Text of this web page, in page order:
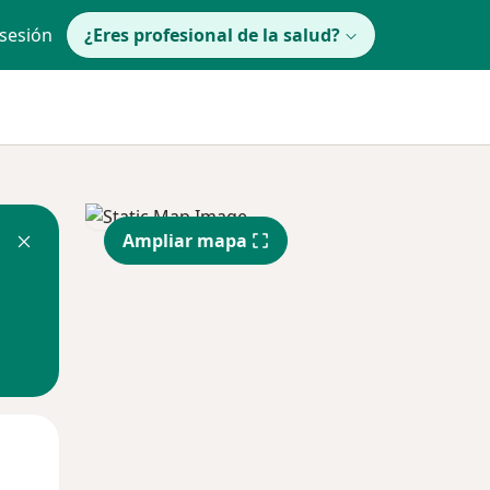
¿Eres profesional de la salud?
Ampliar mapa